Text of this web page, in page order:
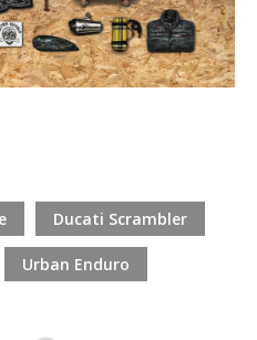
Ducati Scrambler
Urban Enduro